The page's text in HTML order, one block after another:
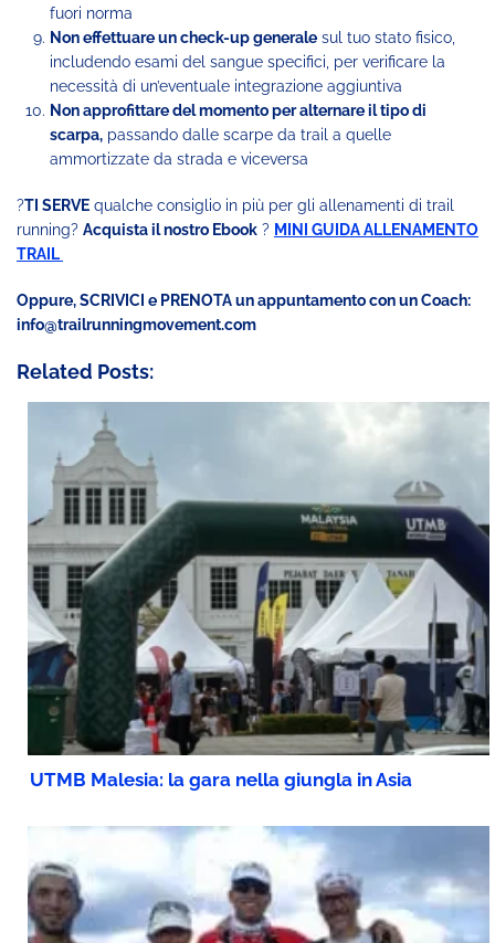
fuori norma
Non effettuare un check-up generale sul tuo stato fisico,
includendo esami del sangue specifici, per verificare la
necessità di un’eventuale integrazione aggiuntiva
Non approfittare del momento per alternare il tipo di
scarpa, passando dalle scarpe da trail a quelle
ammortizzate da strada e viceversa
?TI SERVE qualche consiglio in più per gli allenamenti di trail
running? Acquista il nostro Ebook ? MINI GUIDA ALLENAMENTO
TRAIL
Oppure, SCRIVICI e PRENOTA un appuntamento con un Coach:
info@trailrunningmovement.com
Related Posts:
UTMB Malesia: la gara nella giungla in Asia